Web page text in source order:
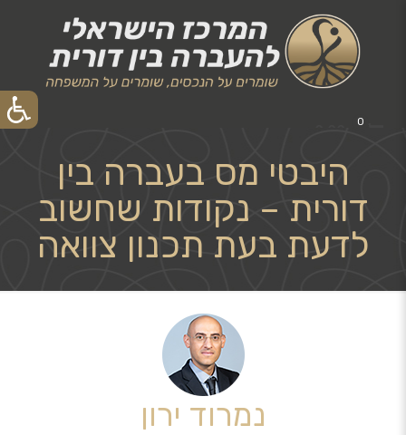
0
היבטי מס בעברה בין
דורית – נקודות שחשוב
לדעת בעת תכנון צוואה
נמרוד ירון